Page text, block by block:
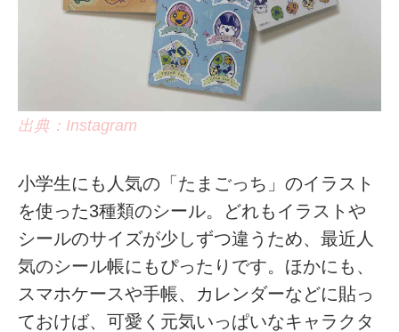
出典：Instagram
小学生にも人気の「たまごっち」のイラスト
を使った3種類のシール。どれもイラストや
シールのサイズが少しずつ違うため、最近人
気のシール帳にもぴったりです。ほかにも、
スマホケースや手帳、カレンダーなどに貼っ
ておけば、可愛く元気いっぱいなキャラクタ